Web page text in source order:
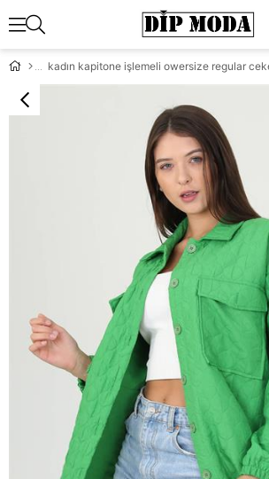
kadın kapitone işlemeli owersize regular